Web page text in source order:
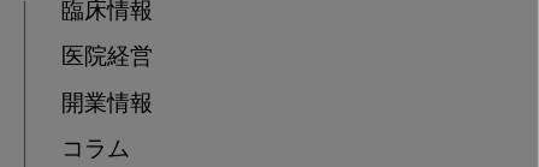
臨床情報
医院経営
開業情報
コラム